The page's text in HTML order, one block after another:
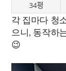
34평
각 집마다 청
으니, 동작하
😉